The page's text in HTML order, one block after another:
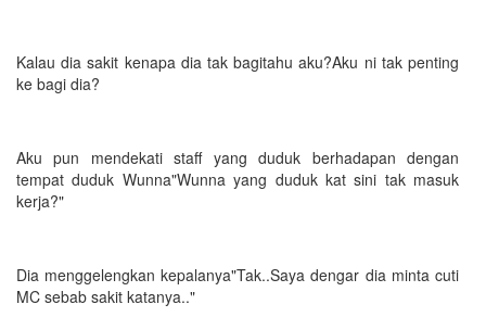
Kalau dia sakit kenapa dia tak bagitahu aku?Aku ni tak penting
ke bagi dia?
Aku pun mendekati staff yang duduk berhadapan dengan
tempat duduk Wunna"Wunna yang duduk kat sini tak masuk
kerja?"
Dia menggelengkan kepalanya"Tak..Saya dengar dia minta cuti
MC sebab sakit katanya.."